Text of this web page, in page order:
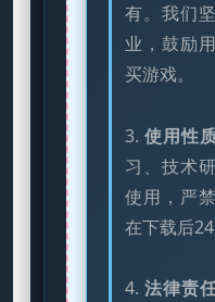
有。我们
业，鼓励
买游戏。
3. 使用性
习、技术
使用，严
在下载后24
4. 法律责